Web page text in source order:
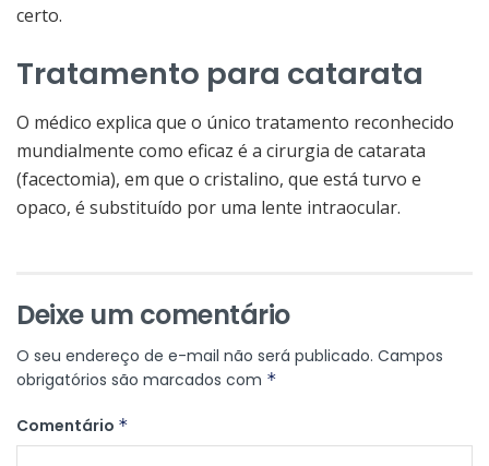
certo.
Tratamento para catarata
O médico explica que o único tratamento reconhecido
mundialmente como eficaz é a cirurgia de catarata
(facectomia), em que o cristalino, que está turvo e
opaco, é substituído por uma lente intraocular.
Deixe um comentário
O seu endereço de e-mail não será publicado. Campos
obrigatórios são marcados com *
Comentário *